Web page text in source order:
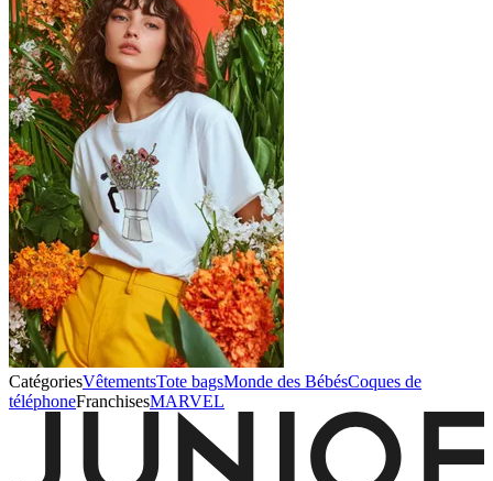
CatégoriesVêtementsTote bagsMonde des BébésCoques de
téléphoneFranchisesMARVEL